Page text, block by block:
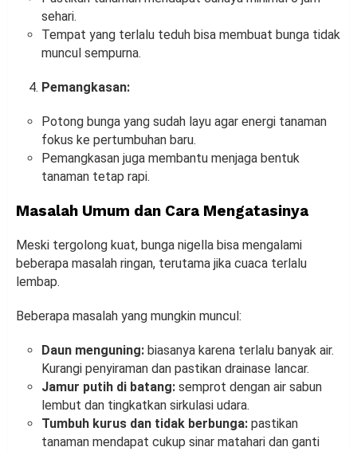
sehari.
Tempat yang terlalu teduh bisa membuat bunga tidak
muncul sempurna.
Pemangkasan:
Potong bunga yang sudah layu agar energi tanaman
fokus ke pertumbuhan baru.
Pemangkasan juga membantu menjaga bentuk
tanaman tetap rapi.
Masalah Umum dan Cara Mengatasinya
Meski tergolong kuat, bunga nigella bisa mengalami
beberapa masalah ringan, terutama jika cuaca terlalu
lembap.
Beberapa masalah yang mungkin muncul:
Daun menguning: biasanya karena terlalu banyak air.
Kurangi penyiraman dan pastikan drainase lancar.
Jamur putih di batang: semprot dengan air sabun
lembut dan tingkatkan sirkulasi udara.
Tumbuh kurus dan tidak berbunga: pastikan
tanaman mendapat cukup sinar matahari dan ganti